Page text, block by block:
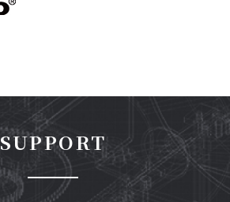
SUPPORT